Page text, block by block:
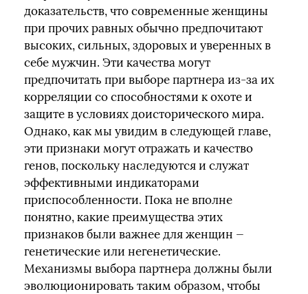
доказательств, что современные женщины
при прочих равных обычно предпочитают
высоких, сильных, здоровых и уверенных в
себе мужчин. Эти качества могут
предпочитать при выборе партнера из-за их
корреляции со способностями к охоте и
защите в условиях доисторического мира.
Однако, как мы увидим в следующей главе,
эти признаки могут отражать и качество
генов, поскольку наследуются и служат
эффективными индикаторами
приспособленности. Пока не вполне
понятно, какие преимущества этих
признаков были важнее для женщин —
генетические или негенетические.
Механизмы выбора партнера должны были
эволюционировать таким образом, чтобы